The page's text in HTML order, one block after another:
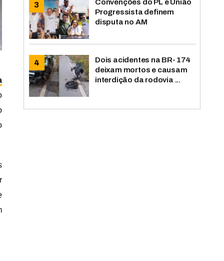
Progressista definem
disputa no AM
Dois acidentes na BR-174
deixam mortos e causam
interdição da rodovia ...